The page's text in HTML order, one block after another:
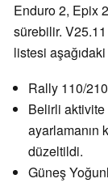
Enduro 2, Epix
sürebilir.
listesi
Rally 110/
Belirli aktivite
ayarlamanın
düzeltildi.
Güneş